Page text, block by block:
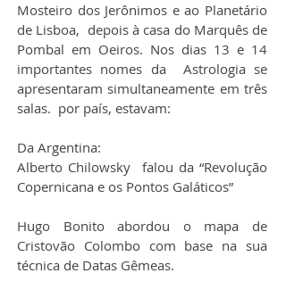
Mosteiro dos Jerônimos e ao Planetário
de Lisboa,  depois à casa do Marquês de
Pombal em Oeiros. Nos dias 13 e 14
importantes nomes da  Astrologia se
apresentaram simultaneamente em três
salas.  por país, estavam:
Da Argentina:
Alberto Chilowsky  falou da “Revolução
Copernicana e os Pontos Galáticos”
Hugo Bonito abordou o mapa de
Cristovão Colombo com base na sua
técnica de Datas Gêmeas.